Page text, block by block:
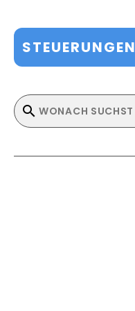
STEUERUNGEN